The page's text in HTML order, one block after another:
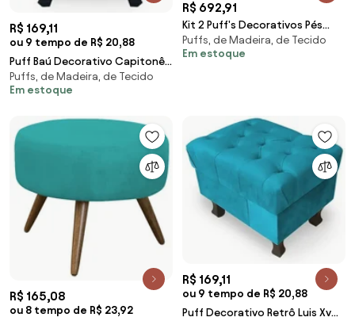
R$ 169,11
ou 9 tempo de R$ 20,88
Puff Baú Decorativo Capitonê
Luis XV 50x40cm Suede
Turquesa - Sheep Estofados -
Puffs, de Madeira, de Tecido
Em estoque
R$ 692,91
Kit 2 Puff's Decorativos Pés
Palito Charger Suede Azul
Marinho G19 - Gran Belo
Puffs, de Madeira, de Tecido
Em estoque
R$ 165,08
ou 8 tempo de R$ 23,92
R$ 169,11
ou 9 tempo de R$ 20,88
Puff Decorativo Retrô Luis Xv